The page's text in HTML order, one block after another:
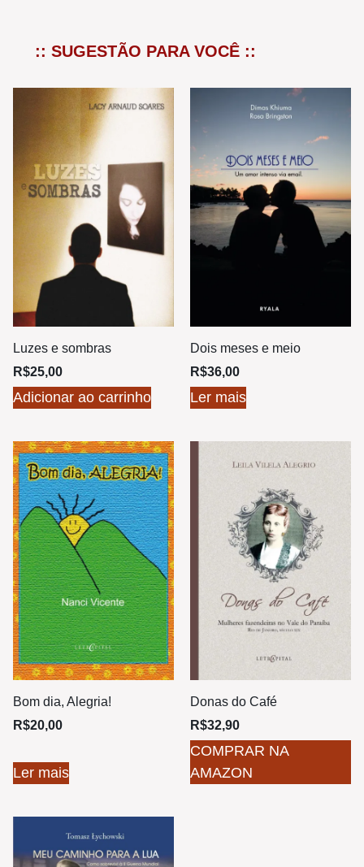
:: SUGESTÃO PARA VOCÊ ::
Luzes e sombras
R$25,00
Adicionar ao carrinho
Dois meses e meio
R$36,00
Ler mais
Bom dia, Alegria!
R$20,00
Ler mais
Donas do Café
R$32,90
COMPRAR NA
AMAZON